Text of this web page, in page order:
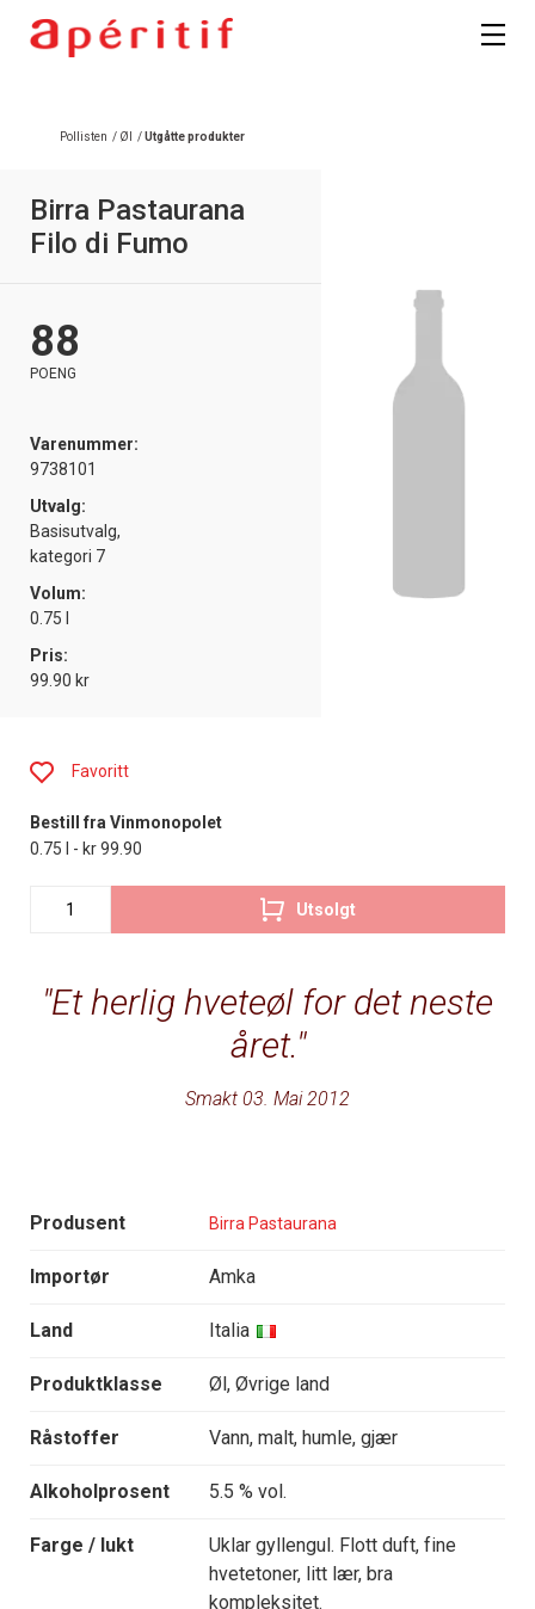
Pollisten / Øl /Utgåtte produkter
Birra Pastaurana
Filo di Fumo
88
POENG
Varenummer:
9738101
Utvalg:
Basisutvalg,
kategori 7
Volum:
0.75 l
Pris:
99.90 kr
Et herlig hveteøl for det neste
året.
Smakt 03. Mai 2012
Produsent Birra Pastaurana
Importør Amka
Land Italia
Produktklasse Øl, Øvrige land
Råstoffer Vann, malt, humle, gjær
Alkoholprosent 5.5 % vol.
Farge / lukt
Uklar gyllengul. Flott duft, fine
hvetetoner, litt lær, bra
kompleksitet.
Favoritt
Bestill fra Vinmonopolet
0.75 l - kr 99.90
Utsolgt